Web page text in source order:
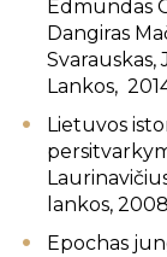
Edmundas
Dangiras
Svarauskas,
Lankos,
Lietuvos
lankos,
Epochas